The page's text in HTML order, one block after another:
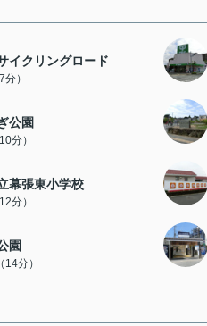
イクリングロード
）
公園
分）
幕張東小学校
分）
園
分）